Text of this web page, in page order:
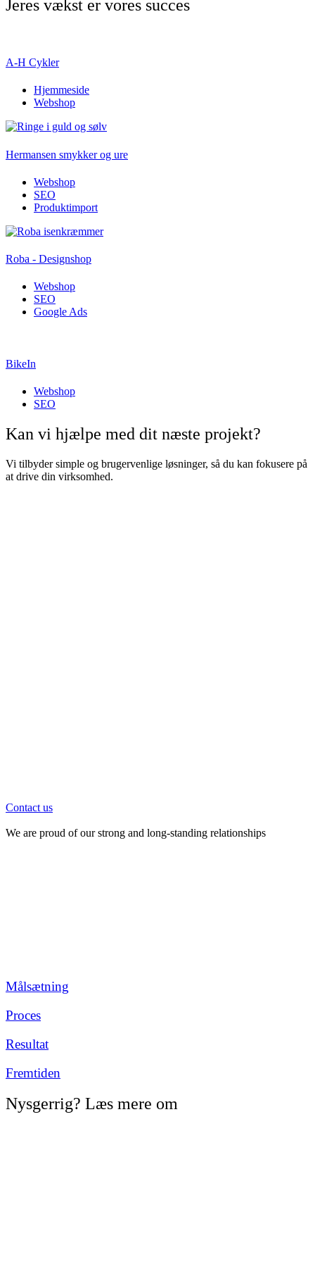
Jeres vækst er vores succes
A-H Cykler
Hjemmeside
Webshop
Hermansen smykker og ure
Webshop
SEO
Produktimport
Roba - Designshop
Webshop
SEO
Google Ads
BikeIn
Webshop
SEO
Kan vi hjælpe med dit næste projekt?
Vi tilbyder simple og brugervenlige løsninger, så du kan fokusere på
at drive din virksomhed.
Contact us
We are proud of our strong and long-standing relationships
Målsætning
Proces
Resultat
Fremtiden
Nysgerrig? Læs mere om